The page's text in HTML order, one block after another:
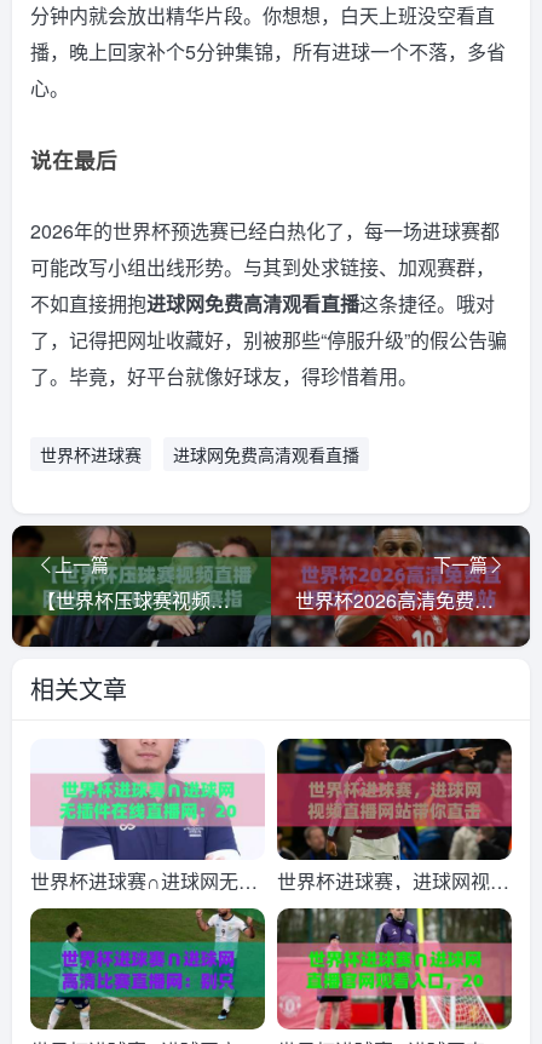
分钟内就会放出精华片段。你想想，白天上班没空看直
播，晚上回家补个5分钟集锦，所有进球一个不落，多省
心。
说在最后
2026年的世界杯预选赛已经白热化了，每一场进球赛都
可能改写小组出线形势。与其到处求链接、加观赛群，
不如直接拥抱进球网免费高清观看直播这条捷径。哦对
了，记得把网址收藏好，别被那些“停服升级”的假公告骗
了。毕竟，好平台就像好球友，得珍惜着用。
世界杯进球赛 进球网免费高清观看直播
上一篇
【世界杯压球赛视频直播网站】：2026年观赛指南与实战经验分享
下一篇
世界杯2026高清免费直播在线观看免费直播站！球迷必备观赛指南
相关文章
世界杯进球赛∩进球网无插
件在线直播网：2026年球
迷必看的四大观赛秘诀
世界杯进球赛，进球网视频
直播网站带你直击2026巅
峰对决！